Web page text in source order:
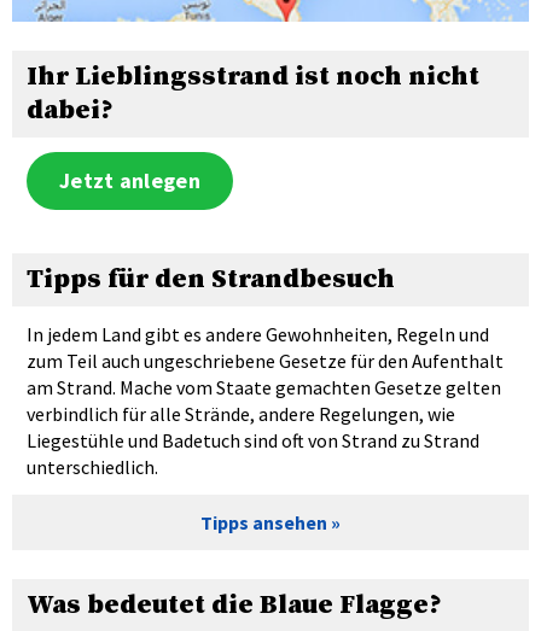
Ihr Lieblingsstrand ist noch nicht
dabei?
Jetzt anlegen
Tipps für den Strandbesuch
In jedem Land gibt es andere Gewohnheiten, Regeln und
zum Teil auch ungeschriebene Gesetze für den Aufenthalt
am Strand. Mache vom Staate gemachten Gesetze gelten
verbindlich für alle Strände, andere Regelungen, wie
Liegestühle und Badetuch sind oft von Strand zu Strand
unterschiedlich.
Tipps ansehen
Was bedeutet die Blaue Flagge?